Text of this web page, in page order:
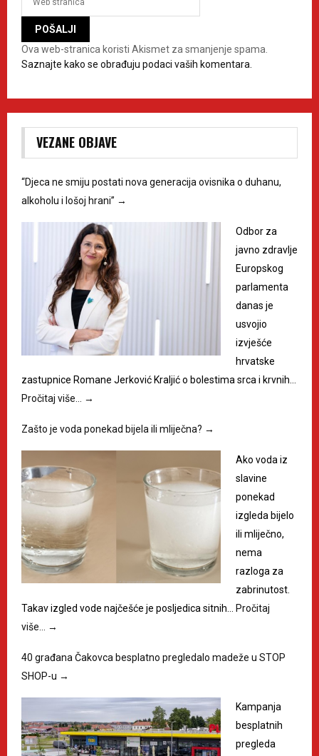
Ova web-stranica koristi Akismet za smanjenje spama.
Saznajte kako se obrađuju podaci vaših komentara.
VEZANE OBJAVE
“Djeca ne smiju postati nova generacija ovisnika o duhanu,
alkoholu i lošoj hrani” →
Odbor za
javno zdravlje
Europskog
parlamenta
danas je
usvojio
izvješće
hrvatske
zastupnice Romane Jerković Kraljić o bolestima srca i krvnih…
Pročitaj više… →
Zašto je voda ponekad bijela ili mliječna? →
Ako voda iz
slavine
ponekad
izgleda bijelo
ili mliječno,
nema
razloga za
zabrinutost.
Takav izgled vode najčešće je posljedica sitnih… Pročitaj
više… →
40 građana Čakovca besplatno pregledalo madeže u STOP
SHOP-u →
Kampanja
besplatnih
pregleda